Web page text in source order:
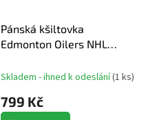
Pánská kšiltovka
Edmonton Oilers NHL
Skladem - ihned k odeslání(1 ks)
799 Kč